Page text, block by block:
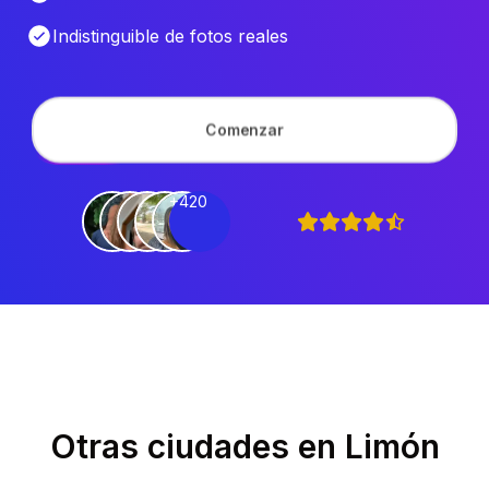
Indistinguible de fotos reales
Comenzar
+420
Otras ciudades en Limón